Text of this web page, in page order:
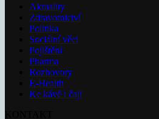
Aktuality
Zdravotnictví
Politika
Sociální věci
Pojištění
Pharma
Rozhovory
E-Health
Ke kávě i čaji